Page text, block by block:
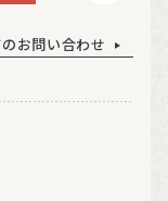
お問い合わせ